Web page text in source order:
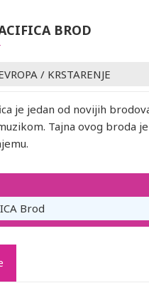
BROD
/ KRSTARENJE
je jedan od novijih
Tajna ovog broda
Brod